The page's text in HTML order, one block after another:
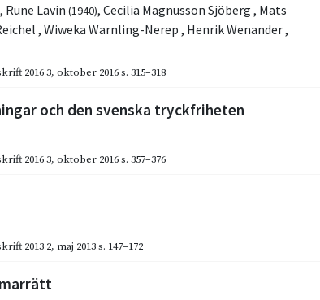
, Rune Lavin (1940), Cecilia Magnusson Sjöberg , Mats
, Wiweka Warnling-Nerep , Henrik Wenander,
2016 3, oktober 2016s. 315–318
och den svenska tryckfriheten
2016 3, oktober 2016s. 357–376
2013 2, maj 2013s. 147–172